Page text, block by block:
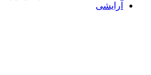
آرایشی